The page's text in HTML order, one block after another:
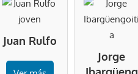
Juan Rulfo
Jorge